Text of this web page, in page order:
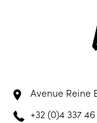
Avenue Reine
+32 (0)4 337